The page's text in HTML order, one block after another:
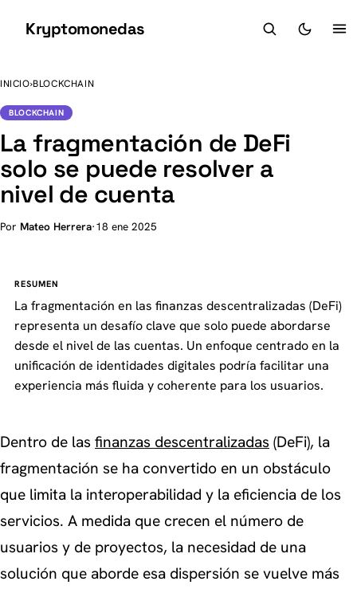
Kryptomonedas
INICIO›BLOCKCHAIN
BLOCKCHAIN
La fragmentación de DeFi
solo se puede resolver a
nivel de cuenta
Por Mateo Herrera·18 ene 2025
RESUMEN
La fragmentación en las finanzas descentralizadas (DeFi)
representa un desafío clave que solo puede abordarse
desde el nivel de las cuentas. Un enfoque centrado en la
unificación de identidades digitales podría facilitar una
experiencia más fluida y coherente para los usuarios.
Dentro de las finanzas descentralizadas (DeFi), la
fragmentación se ha convertido en un obstáculo
que limita la interoperabilidad y la eficiencia de los
servicios. A medida que crecen el número de
usuarios y de proyectos, la necesidad de una
solución que aborde esa dispersión se vuelve más